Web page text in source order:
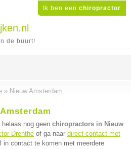
Ik ben een chiropractor
de buurt!
» Nieuw Amsterdam
nog geen chiropractors in Nieuw
Drenthe of ga naar direct contact met
in contact te komen met meerdere